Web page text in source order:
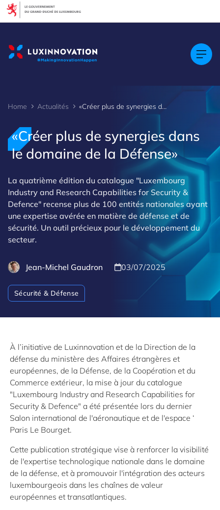
Home Actualités «Créer plus de synergies dans le domaine de la Défense»
«Créer plus de synergies dans
le domaine de la Défense»
La quatrième édition du catalogue "Luxembourg
Industry and Research Capabilities for Security &
Defence" recense plus de 100 entités nationales ayant
une expertise avérée en matière de défense et de
sécurité. Un outil précieux pour le développement du
secteur.
Jean-Michel Gaudron 03/07/2025
Sécurité & Défense
À l’initiative de Luxinnovation et de la Direction de la
défense du ministère des Affaires étrangères et
européennes, de la Défense, de la Coopération et du
Commerce extérieur, la mise à jour du catalogue
"Luxembourg Industry and Research Capabilities for
Security & Defence" a été présentée lors du dernier
Salon international de l'aéronautique et de l'espace ‘
Paris Le Bourget.
Cette publication stratégique vise à renforcer la visibilité
de l'expertise technologique nationale dans le domaine
de la défense, et à promouvoir l'intégration des acteurs
luxembourgeois dans les chaînes de valeur
européennes et transatlantiques.
Cookies management panel